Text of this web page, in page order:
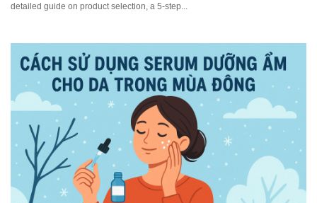
detailed guide on product selection, a 5-step...